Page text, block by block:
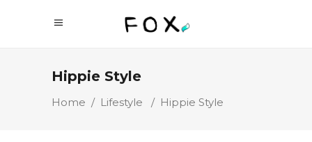
Hippie Style
Home / Lifestyle / Hippie Style